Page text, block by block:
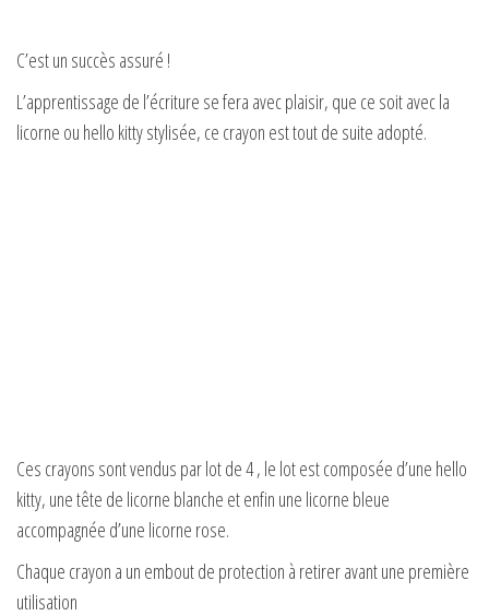
C’est un succès assuré !
L’apprentissage de l’écriture se fera avec plaisir, que ce soit avec la
licorne ou hello kitty stylisée, ce crayon est tout de suite adopté.
Ces crayons sont vendus par lot de 4 , le lot est composée d’une hello
kitty, une tête de licorne blanche et enfin une licorne bleue
accompagnée d’une licorne rose.
Chaque crayon a un embout de protection à retirer avant une première
utilisation